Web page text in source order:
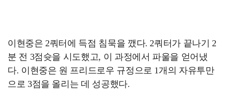
이현중은 2쿼터에 득점 침묵을 깼다. 2쿼터가 끝나기 2
분 전 3점슛을 시도했고, 이 과정에서 파울을 얻어냈
다. 이현중은 원 프리드로우 규정으로 1개의 자유투만
으로 3점을 올리는 데 성공했다.